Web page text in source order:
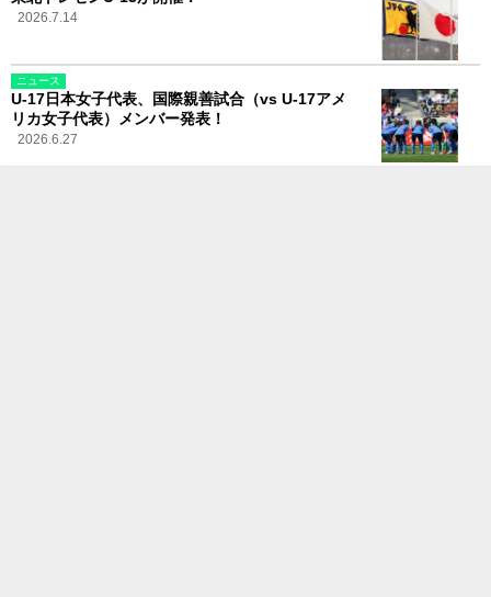
2026.7.14
ニュース
U-17日本女子代表、国際親善試合（vs U-17アメ
リカ女子代表）メンバー発表！
2026.6.27